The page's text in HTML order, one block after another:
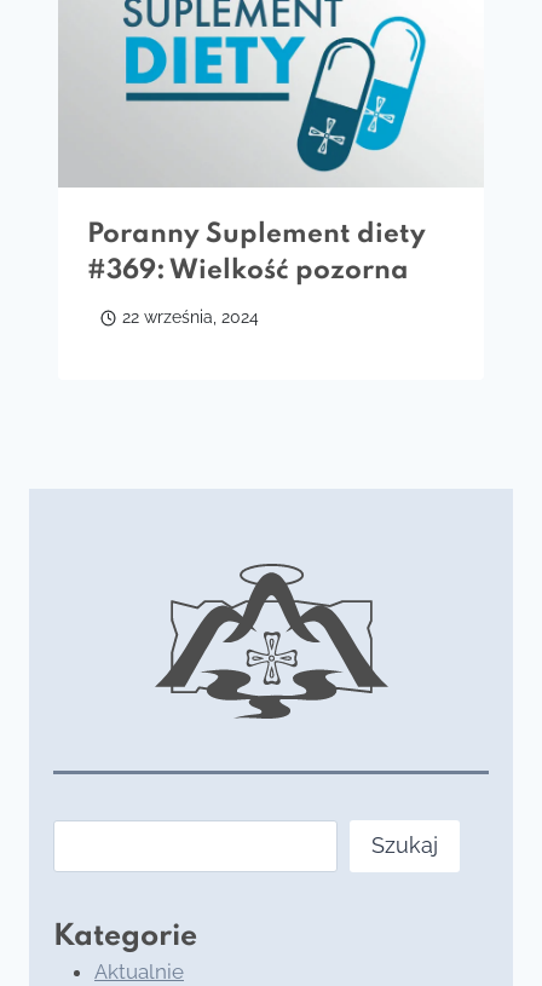
Poranny Suplement diety
#369: Wielkość pozorna
22 września, 2024
Szukaj
Kategorie
Aktualnie